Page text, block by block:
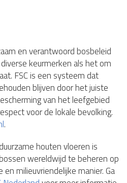
en verantwoord bosbeleid
keurmerken als het om
FSC is een systeem dat
blijven door het juiste
van het leefgebied
voor de lokale bevolking.
.
houten vloeren is
wereldwijd te beheren op
milieuvriendelijke manier. Ga